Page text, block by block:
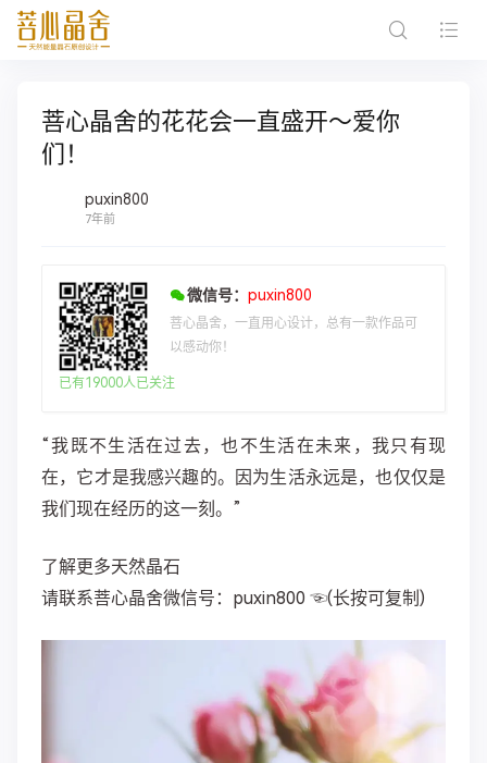
菩心晶舍的花花会一直盛开～爱你
们！
puxin800
7年前
微信号： puxin800
菩心晶舍，一直用心设计，总有一款作品可
以感动你！
已有19000人已关注
“我既不生活在过去，也不生活在未来，我只有现
在，它才是我感兴趣的。因为生活永远是，也仅仅是
我们现在经历的这一刻。”
了解更多天然晶石
请联系菩心晶舍微信号：puxin800 ☜(长按可复制)